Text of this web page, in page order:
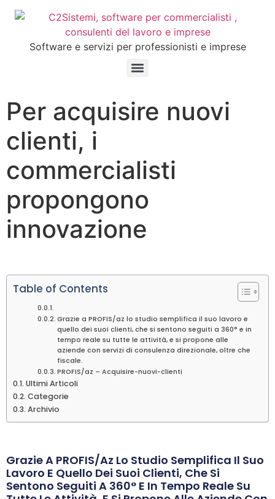
Software e servizi per professionisti e imprese
Per acquisire nuovi
clienti, i
commercialisti
propongono
innovazione
Table of Contents
Grazie a PROFIS/az lo studio semplifica il suo lavoro e
quello dei suoi clienti, che si sentono seguiti a 360° e in
tempo reale su tutte le attività, e si propone alle
aziende con servizi di consulenza direzionale, oltre che
fiscale.
PROFIS/az – Acquisire-nuovi-clienti
Ultimi Articoli
Categorie
Archivio
Grazie A PROFIS/az Lo Studio Semplifica Il Suo
Lavoro E Quello Dei Suoi Clienti, Che Si
Sentono Seguiti A 360° E In Tempo Reale Su